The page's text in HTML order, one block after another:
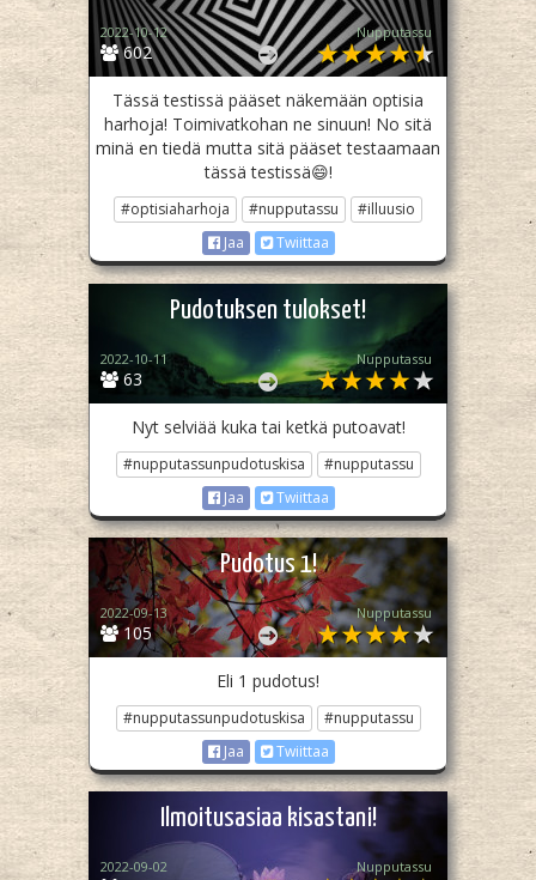
602
2022-10-12 Nupputassu
Tässä testissä pääset näkemään optisia
harhoja! Toimivatkohan ne sinuun! No sitä
minä en tiedä mutta sitä pääset testaamaan
tässä testissä😄!
#optisiaharhoja #nupputassu
#illuusio
Jaa
Twiittaa
Pudotuksen tulokset!
63
2022-10-11 Nupputassu
Nyt selviää kuka tai ketkä putoavat!
#nupputassunpudotuskisa
#nupputassu
Jaa
Twiittaa
Pudotus 1!
105
2022-09-13 Nupputassu
Eli 1 pudotus!
#nupputassunpudotuskisa
#nupputassu
Jaa
Twiittaa
Ilmoitusasiaa kisastani!
2022-09-02 Nupputassu